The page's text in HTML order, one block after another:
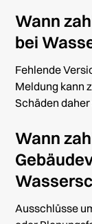
Wann
bei
Fehlende
Meldung kann
Schäden
Wann
Ausschlüsse